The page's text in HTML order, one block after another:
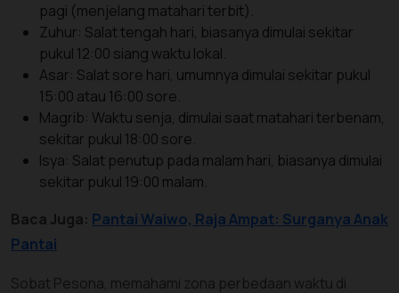
pagi (menjelang matahari terbit).
Zuhur: Salat tengah hari, biasanya dimulai sekitar
pukul 12:00 siang waktu lokal.
Asar: Salat sore hari, umumnya dimulai sekitar pukul
15:00 atau 16:00 sore.
Magrib: Waktu senja, dimulai saat matahari terbenam,
sekitar pukul 18:00 sore.
Isya: Salat penutup pada malam hari, biasanya dimulai
sekitar pukul 19:00 malam.
Baca Juga: Pantai Waiwo, Raja Ampat: Surganya Anak
Pantai
Sobat Pesona, memahami zona perbedaan waktu di